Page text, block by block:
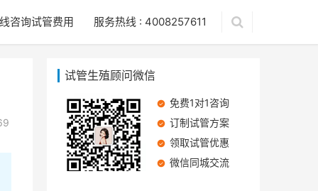
咨询试管费用 服务热线 : 4008257611
试管生殖顾问微信
免费1对1咨询
订制试管方案
领取试管优惠
微信同城交流